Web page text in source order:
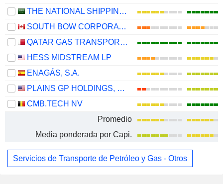
THE NATIONAL SHIPPING COMPANY OF SAUDI ARABIA
SOUTH BOW CORPORATION
QATAR GAS TRANSPORT COMPANY LIMITED (NAKILAT) (QPSC)
HESS MIDSTREAM LP
ENAGÁS, S.A.
PLAINS GP HOLDINGS, L.P.
CMB.TECH NV
Promedio
Media ponderada por Capi.
Servicios de Transporte de Petróleo y Gas - Otros